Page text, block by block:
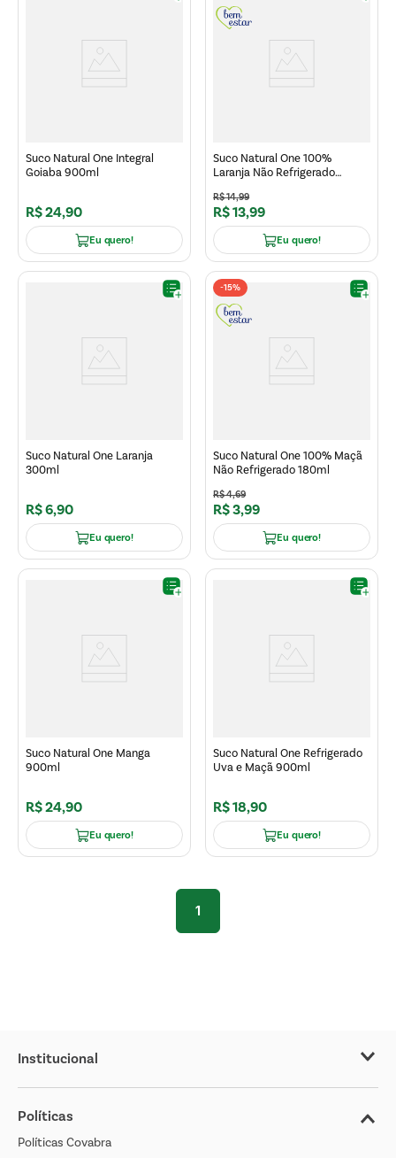
Suco Natural One Integral
Goiaba 900ml
R$24,90
Eu quero!
Suco Natural One 100%
Laranja Não Refrigerado
R$14,99
R$13,99
Eu quero!
Suco Natural One Laranja
300ml
R$6,90
Eu quero!
-15%
Suco Natural One 100% Maçã
Não Refrigerado 180ml
R$4,69
R$3,99
Eu quero!
Suco Natural One Manga
900ml
R$24,90
Eu quero!
Suco Natural One Refrigerado
Uva e Maçã 900ml
R$18,90
Eu quero!
1
Institucional
Sobre o Covabra
Nossas Lojas
Cliente Bem Estar
Políticas
Políticas Covabra